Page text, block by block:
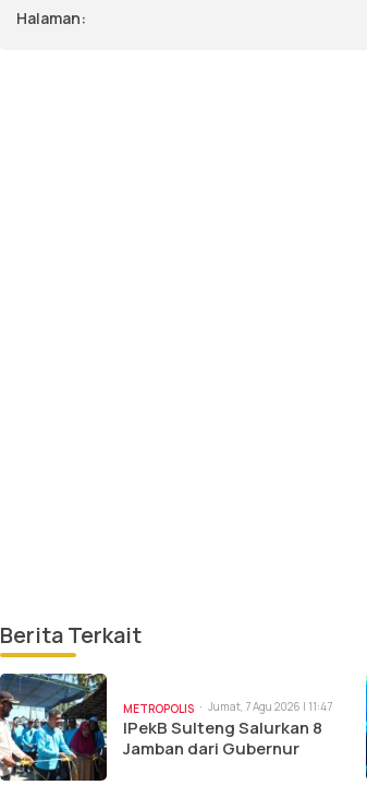
Halaman:
Berita Terkait
METROPOLIS
Jumat, 7 Agu 2026 | 11:47
am
IPekB Sulteng Salurkan 8
Jamban dari Gubernur